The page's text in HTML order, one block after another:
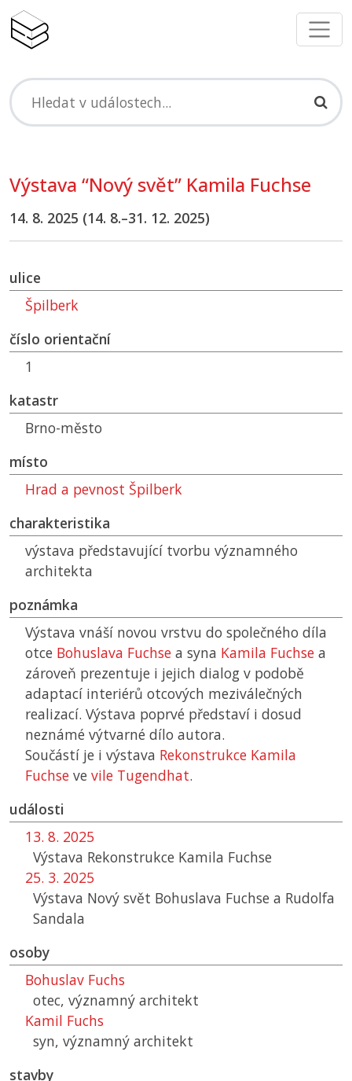
Výstava “Nový svět” Kamila Fuchse
14. 8. 2025 (14. 8.–31. 12. 2025)
ulice
Špilberk
číslo orientační
1
katastr
Brno-město
místo
Hrad a pevnost Špilberk
charakteristika
výstava představující tvorbu významného
architekta
poznámka
Výstava vnáší novou vrstvu do společného díla
otce Bohuslava Fuchse a syna Kamila Fuchse a
zároveň prezentuje i jejich dialog v podobě
adaptací interiérů otcových meziválečných
realizací. Výstava poprvé představí i dosud
neznámé výtvarné dílo autora.
Součástí je i výstava Rekonstrukce Kamila
Fuchse ve vile Tugendhat.
události
13. 8. 2025
Výstava Rekonstrukce Kamila Fuchse
25. 3. 2025
Výstava Nový svět Bohuslava Fuchse a Rudolfa
Sandala
osoby
Bohuslav Fuchs
otec, významný architekt
Kamil Fuchs
syn, významný architekt
stavby